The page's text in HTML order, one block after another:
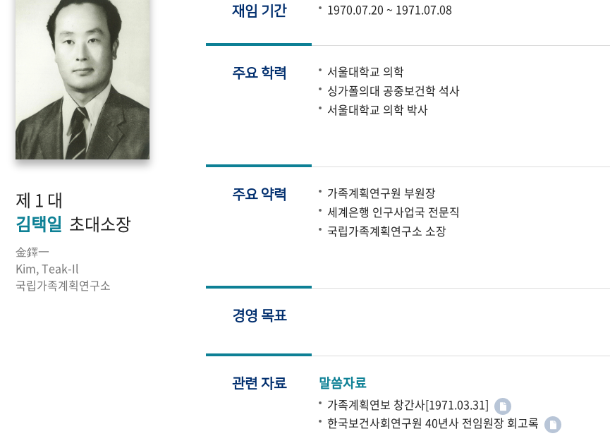
제 1 대
김택일 초대소장
金鐸一
Kim, Teak-Il
국립가족계획연구소
재임 기간 1970.07.20 ~ 1971.07.08
주요 학력
서울대학교 의학
싱가폴의대 공중보건학 석사
서울대학교 의학 박사
주요 약력
가족계획연구원 부원장
세계은행 인구사업국 전문직
국립가족계획연구소 소장
경영 목표
관련 자료 말씀자료
가족계획연보 창간사[1971.03.31]
한국보건사회연구원 40년사 전임원장 회고록